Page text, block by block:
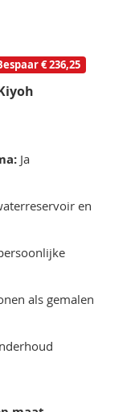
€ 236,25
Ja
en
als gemalen